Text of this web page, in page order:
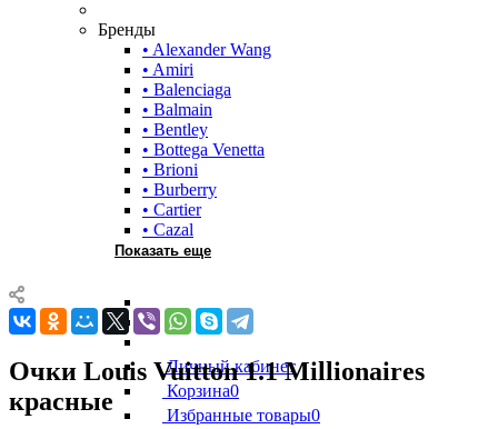
Бренды
• Alexander Wang
• Amiri
• Balenciaga
• Balmain
• Bentley
• Bottega Venetta
• Brioni
• Burberry
• Cartier
• Cazal
Показать еще
Личный кабинет
Корзина0
Избранные товары0
Очки Louis Vuitton 1.1 Millionaires
красные